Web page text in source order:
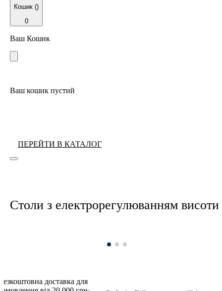
Кошик ()
0
Ваш Кошик
Ваш кошик пустий
ПЕРЕЙТИ В КАТАЛОГ
Cтоли з електрорегулюванням висоти
доставка для